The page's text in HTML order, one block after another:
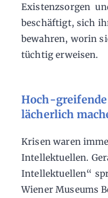
Existenzsorgen
beschäftigt, sich
bewahren, worin
tüchtig erweisen.
Hoch-
lächerlich
Krisen waren
Intellektuellen.
Intellektuellen“
Wiener Museums